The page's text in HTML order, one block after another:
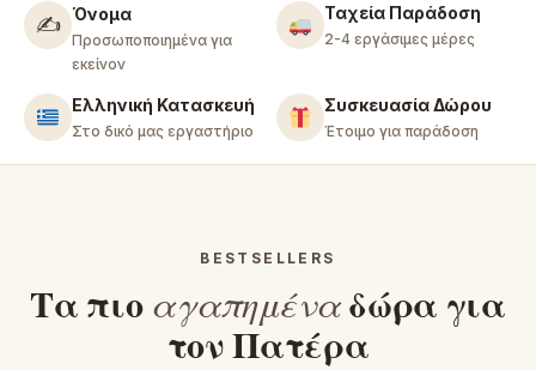
✍️
Όνομα
Προσωποποιημένα για
εκείνον
Ταχεία Παράδοση
2-4 εργάσιμες μέρες
Ελληνική Κατασκευή
Στο δικό μας εργαστήριο
Συσκευασία Δώρου
Έτοιμο για παράδοση
BESTSELLERS
Τα πιο αγαπημέναδώρα για
τον Πατέρα